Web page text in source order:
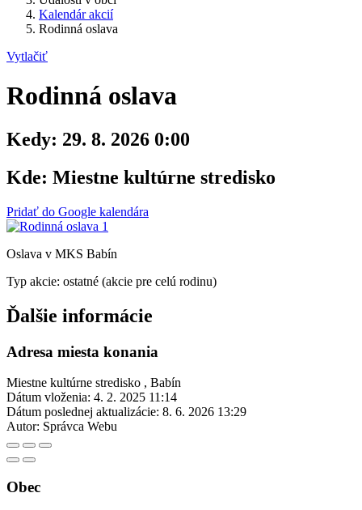
Kalendár akcií
Rodinná oslava
Vytlačiť
Rodinná oslava
Kedy: 29. 8. 2026 0:00
Kde: Miestne kultúrne stredisko
Pridať do Google kalendára
Oslava v MKS Babín
Typ akcie: ostatné (akcie pre celú rodinu)
Ďalšie informácie
Adresa miesta konania
Miestne kultúrne stredisko , Babín
Dátum vloženia: 4. 2. 2025 11:14
Dátum poslednej aktualizácie: 8. 6. 2026 13:29
Autor: Správca Webu
Obec